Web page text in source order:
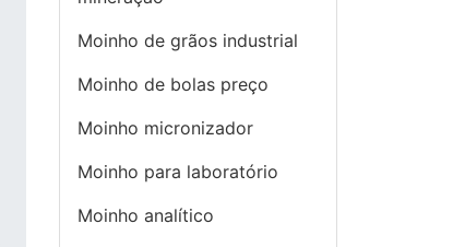
Moinho de grãos industrial
Moinho de bolas preço
Moinho micronizador
Moinho para laboratório
Moinho analítico